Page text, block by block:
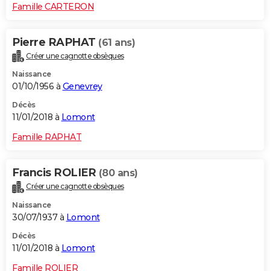
Famille CARTERON
Pierre RAPHAT (61 ans)
Créer une cagnotte obsèques
Naissance
01/10/1956 à Genevrey
Décès
11/01/2018 à Lomont
Famille RAPHAT
Francis ROLIER (80 ans)
Créer une cagnotte obsèques
Naissance
30/07/1937 à Lomont
Décès
11/01/2018 à Lomont
Famille ROLIER